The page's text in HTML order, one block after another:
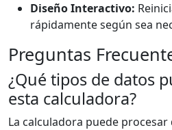
Diseño Interactivo:
rápidamente según sea
Preguntas
¿Qué tipos de datos
esta calculadora?
La calculadora puede